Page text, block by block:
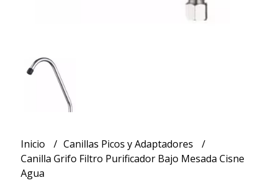
Inicio
Canillas Picos y Adaptadores
Canilla Grifo Filtro Purificador Bajo Mesada Cisne
Agua